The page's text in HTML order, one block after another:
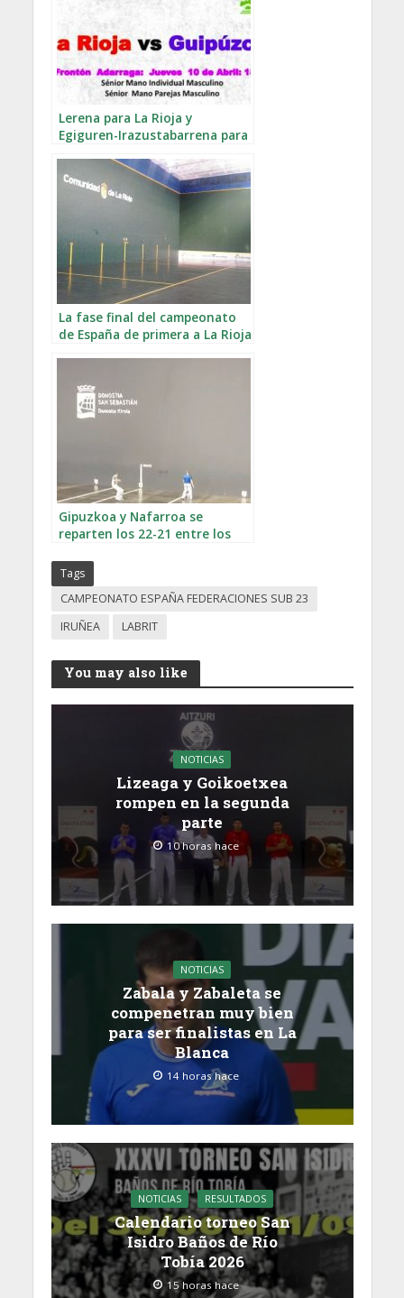
Lerena para La Rioja y
Egiguren-Irazustabarrena para
La fase final del campeonato
de España de primera a La Rioja
Gipuzkoa y Nafarroa se
reparten los 22-21 entre los
Tags
CAMPEONATO ESPAÑA FEDERACIONES SUB 23
IRUÑEA
LABRIT
You may also like
NOTICIAS
Lizeaga y Goikoetxea
rompen en la segunda
parte
10 horas hace
NOTICIAS
Zabala y Zabaleta se
compenetran muy bien
para ser finalistas en La
Blanca
14 horas hace
NOTICIAS RESULTADOS
Calendario torneo San
Isidro Baños de Río
Tobía 2026
15 horas hace